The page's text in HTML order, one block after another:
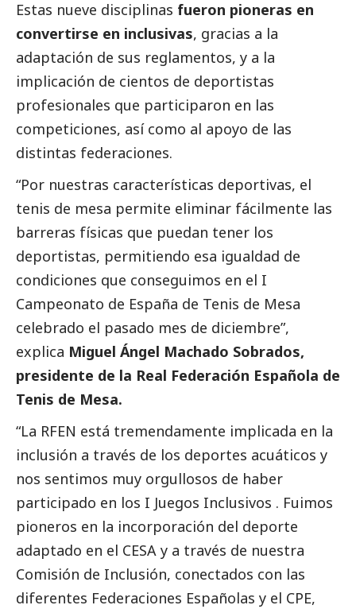
Estas nueve disciplinas fueron pioneras en
convertirse en inclusivas, gracias a la
adaptación de sus reglamentos, y a la
implicación de cientos de deportistas
profesionales que participaron en las
competiciones, así como al apoyo de las
distintas federaciones.
“Por nuestras características deportivas, el
tenis de mesa permite eliminar fácilmente las
barreras físicas que puedan tener los
deportistas, permitiendo esa igualdad de
condiciones que conseguimos en el I
Campeonato de España de Tenis de Mesa
celebrado el pasado mes de diciembre”,
explica Miguel Ángel Machado Sobrados,
presidente de la Real Federación Española de
Tenis de Mesa.
“La RFEN está tremendamente implicada en la
inclusión a través de los deportes acuáticos y
nos sentimos muy orgullosos de haber
participado en los I Juegos Inclusivos . Fuimos
pioneros en la incorporación del deporte
adaptado en el CESA y a través de nuestra
Comisión de Inclusión, conectados con las
diferentes Federaciones Españolas y el CPE,